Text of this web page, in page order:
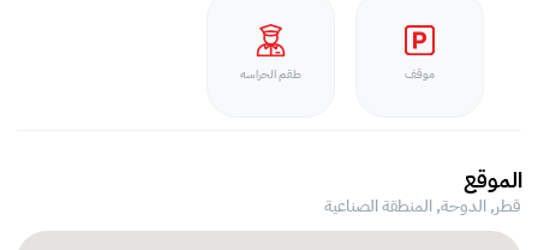
موقف طقم الحراسه
الموقع
قطر, الدوحة,المنطقة الصناعية